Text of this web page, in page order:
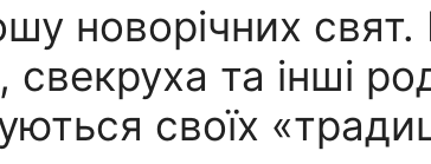
новорічних
свекруха та інші
своїх